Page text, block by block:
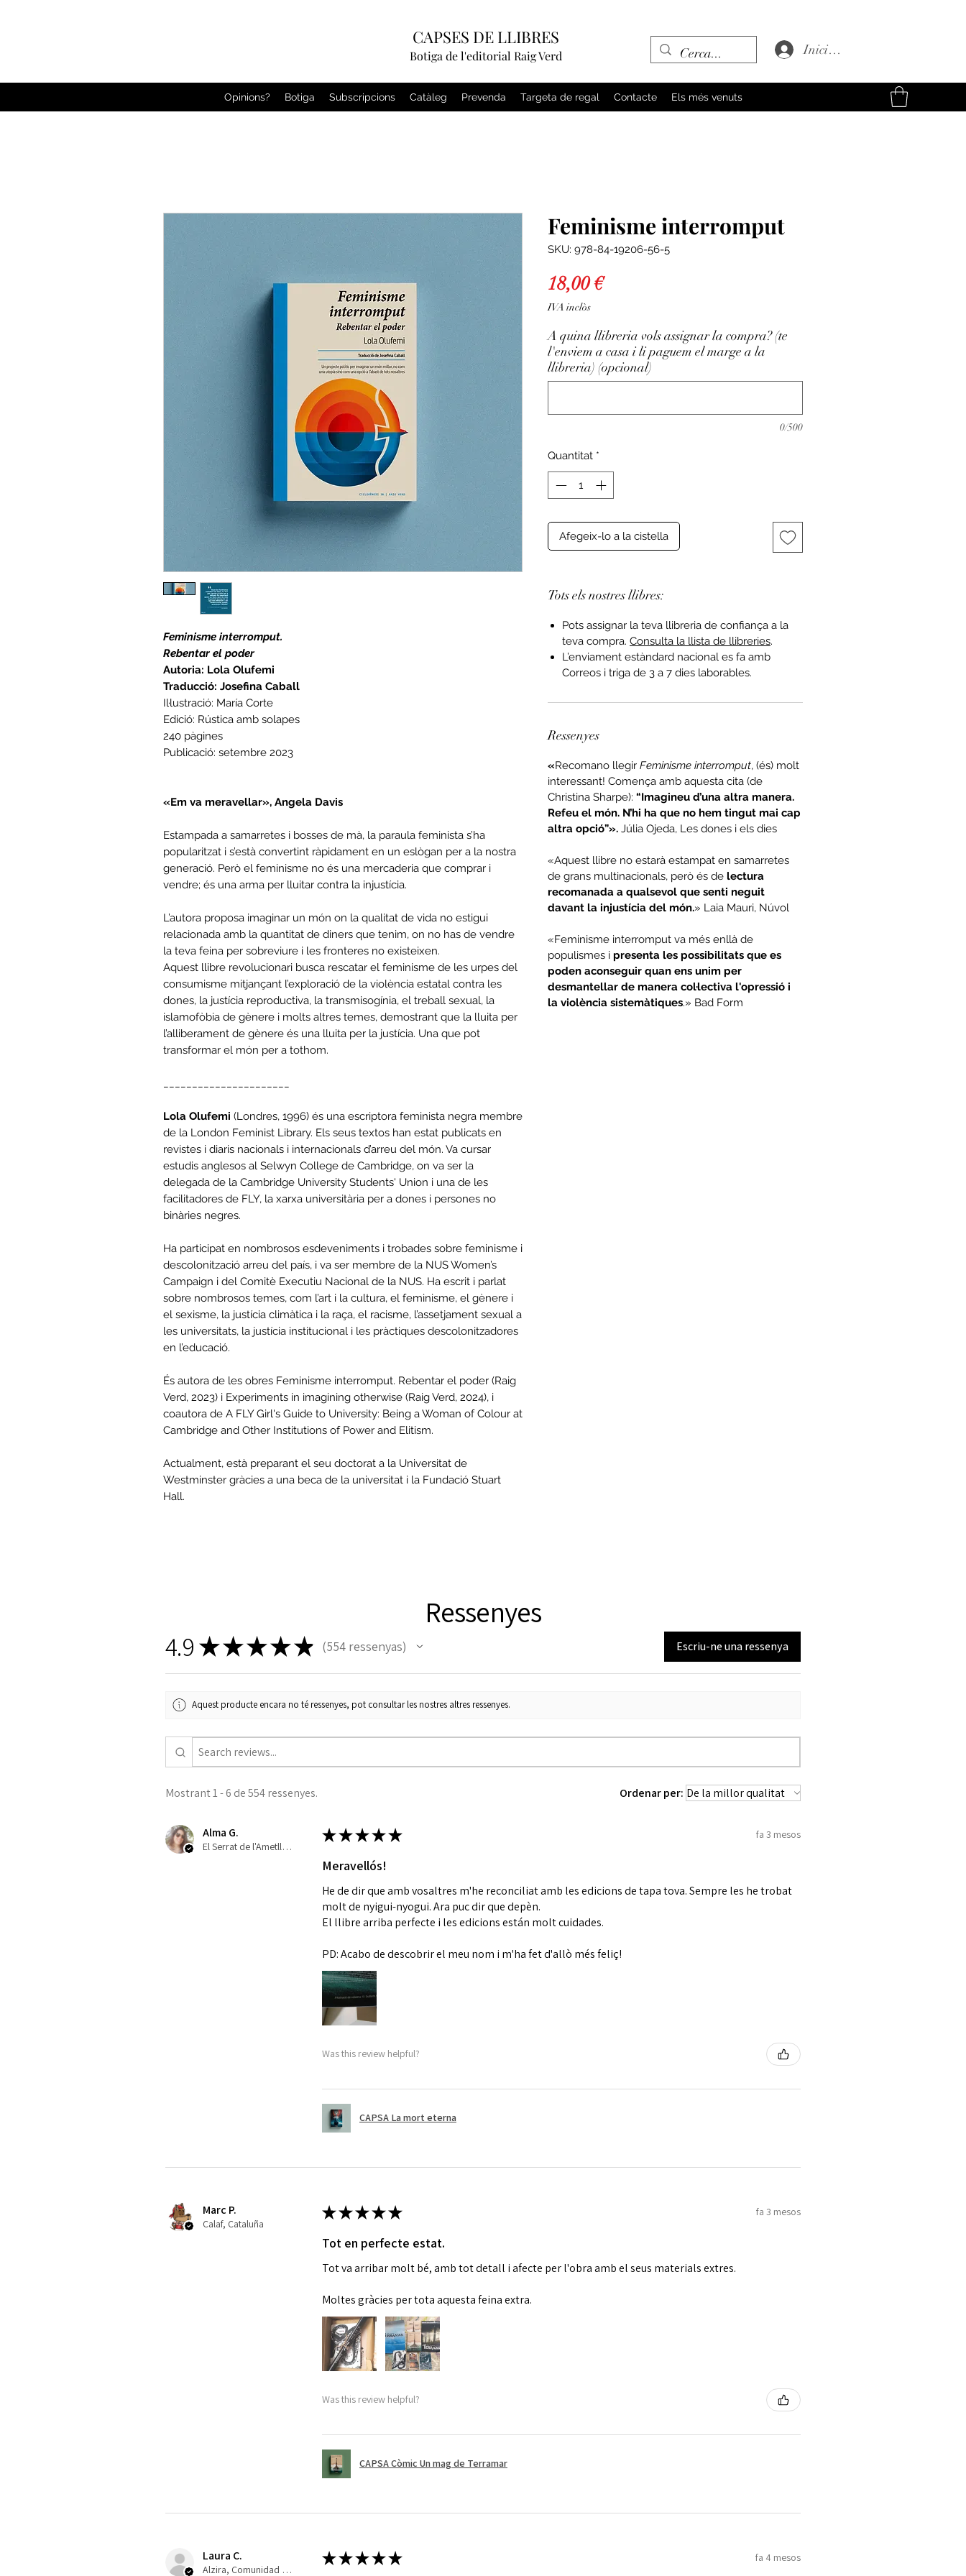
CAPSES DE LLIBRES
Opinions? Botiga Subscripcions Catàleg Prevenda Targeta de regal Contacte Els més venuts
Inicia la sessió
Botiga de l'editorial Raig Verd
Feminisme interromput.
Rebentar el poder
Autoria: Lola Olufemi
Traducció: Josefina Caball
Il·lustració: María Corte
Edició: Rústica amb solapes
240 pàgines
Publicació: setembre 2023
«Em va meravellar», Angela Davis
Estampada a samarretes i bosses de mà, la paraula feminista s’ha
popularitzat i s’està convertint ràpidament en un eslògan per a la nostra
generació. Però el feminisme no és una mercaderia que comprar i
vendre; és una arma per lluitar contra la injustícia.
L’autora proposa imaginar un món on la qualitat de vida no estigui
relacionada amb la quantitat de diners que tenim, on no has de vendre
la teva feina per sobreviure i les fronteres no existeixen.
Aquest llibre revolucionari busca rescatar el feminisme de les urpes del
consumisme mitjançant l’exploració de la violència estatal contra les
dones, la justícia reproductiva, la transmisogínia, el treball sexual, la
islamofòbia de gènere i molts altres temes, demostrant que la lluita per
l’alliberament de gènere és una lluita per la justícia. Una que pot
transformar el món per a tothom.
Lola Olufemi (Londres, 1996) és una escriptora feminista negra membre
de la London Feminist Library. Els seus textos han estat publicats en
revistes i diaris nacionals i internacionals d’arreu del món. Va cursar
estudis anglesos al Selwyn College de Cambridge, on va ser la
delegada de la Cambridge University Students' Union i una de les
facilitadores de FLY, la xarxa universitària per a dones i persones no
binàries negres.
Ha participat en nombrosos esdeveniments i trobades sobre feminisme i
descolonització arreu del país, i va ser membre de la NUS Women’s
Campaign i del Comitè Executiu Nacional de la NUS. Ha escrit i parlat
sobre nombrosos temes, com l’art i la cultura, el feminisme, el gènere i
el sexisme, la justícia climàtica i la raça, el racisme, l’assetjament sexual a
les universitats, la justícia institucional i les pràctiques descolonitzadores
en l’educació.
És autora de les obres Feminisme interromput. Rebentar el poder (Raig
Verd, 2023) i Experiments in imagining otherwise (Raig Verd, 2024), i
coautora de A FLY Girl's Guide to University: Being a Woman of Colour at
Cambridge and Other Institutions of Power and Elitism.
Actualment, està preparant el seu doctorat a la Universitat de
Westminster gràcies a una beca de la universitat i la Fundació Stuart
Hall.
Feminisme interromput
SKU: 978-84-19206-56-5
18,00 €Price
IVA inclòs
A quina llibreria vols assignar la compra? (te
l'enviem a casa i li paguem el marge a la
llibreria) (opcional)
0/500
Quantitat *
Afegeix-lo a la cistella
Tots els nostres llibres:
Pots assignar la teva llibreria de confiança a la
teva compra. Consulta la llista de llibreries.
L’enviament estàndard nacional es fa amb
Correos i triga de 3 a 7 dies laborables.
Ressenyes
«Recomano llegir Feminisme interromput, (és) molt
interessant! Comença amb aquesta cita (de
Christina Sharpe): “Imagineu d’una altra manera.
Refeu el món. N’hi ha que no hem tingut mai cap
altra opció”». Júlia Ojeda, Les dones i els dies
«Aquest llibre no estarà estampat en samarretes
de grans multinacionals, però és de lectura
recomanada a qualsevol que senti neguit
davant la injustícia del món.» Laia Mauri, Núvol
«Feminisme interromput va més enllà de
populismes i presenta les possibilitats que es
poden aconseguir quan ens unim per
desmantellar de manera col·lectiva l'opressió i
la violència sistemàtiques.» Bad Form
Ressenyes
4.9 ★★★★★ 554ressenyas
554 Escriu-ne una ressenya
Aquest producte encara no té ressenyes, pot consultar les nostres altres ressenyes.
Mostrant 1 - 6 de 554 ressenyes. Ordenar per:
Alma G.
El Serrat de l'Ametlla, ES-CT
★★★★★ fa 3 mesos
Meravellós!
He de dir que amb vosaltres m'he reconciliat amb les edicions de tapa tova. Sempre les he trobat
molt de nyigui-nyogui. Ara puc dir que depèn.
El llibre arriba perfecte i les edicions están molt cuidades.
PD: Acabo de descobrir el meu nom i m'ha fet d'allò més feliç!
Was this review helpful?
CAPSA La mort eterna
Marc P.
Calaf, Cataluña
★★★★★ fa 3 mesos
Tot en perfecte estat.
Tot va arribar molt bé, amb tot detall i afecte per l'obra amb el seus materials extres.
Moltes gràcies per tota aquesta feina extra.
Was this review helpful?
CAPSA Còmic Un mag de Terramar
Laura C.
Alzira, Comunidad Valenciana
★★★★★ fa 4 mesos